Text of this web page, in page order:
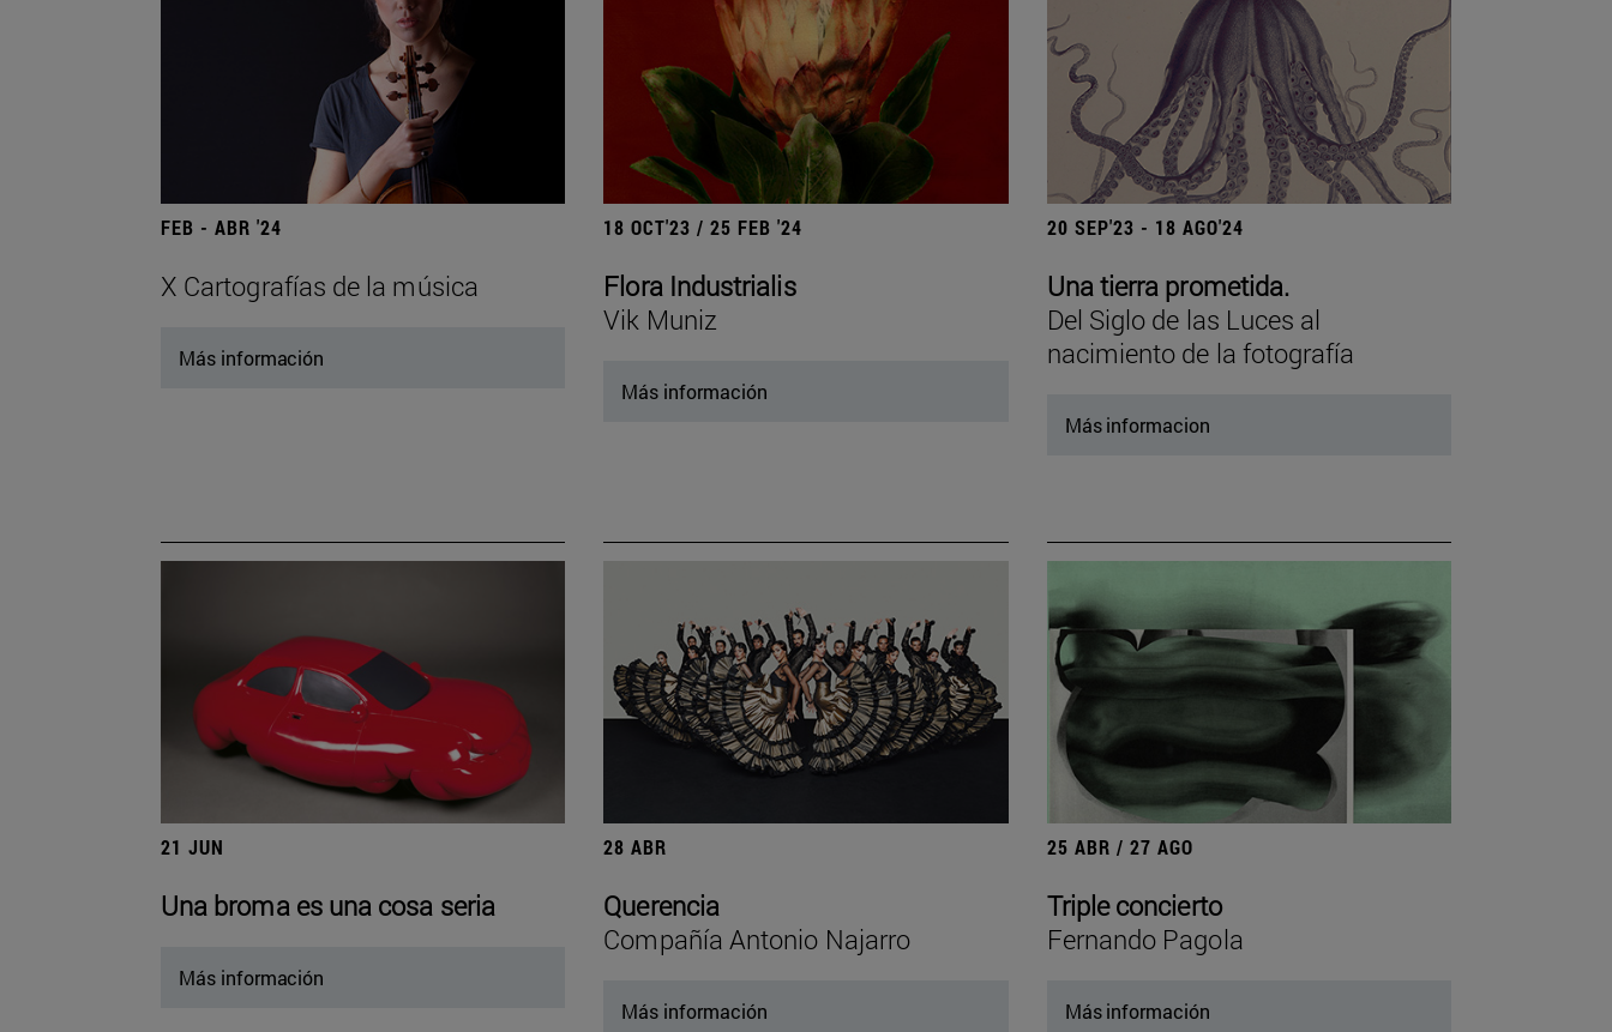
FEB - ABR '24
X Cartografías de la música
Más información
18 OCT'23 / 25 FEB '24
Flora Industrialis
Vik Muniz
Más información
20 SEP'23 - 18 AGO'24
Una tierra prometida.
Del Siglo de las Luces al
nacimiento de la fotografía
Más informacion
21 JUN
Una broma es una cosa seria
Más información
28 ABR
Querencia
Compañía Antonio Najarro
Más información
25 ABR / 27 AGO
Triple concierto
Fernando Pagola
Más información